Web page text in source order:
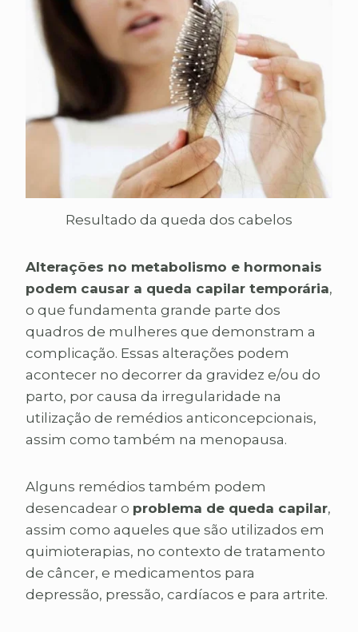
Resultado da queda dos cabelos
Alterações no metabolismo e hormonais
podem causar a queda capilar temporária,
o que fundamenta grande parte dos
quadros de mulheres que demonstram a
complicação. Essas alterações podem
acontecer no decorrer da gravidez e/ou do
parto, por causa da irregularidade na
utilização de remédios anticoncepcionais,
assim como também na menopausa.
Alguns remédios também podem
desencadear o problema de queda capilar,
assim como aqueles que são utilizados em
quimioterapias, no contexto de tratamento
de câncer, e medicamentos para
depressão, pressão, cardíacos e para artrite.